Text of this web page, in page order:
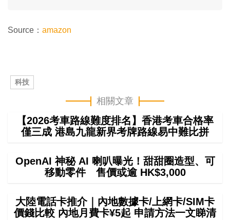
Source： amazon
科技
相關文章
【2026考車路線難度排名】香港考車合格率
僅三成 港島九龍新界考牌路線易中難比拼
OpenAI 神秘 AI 喇叭曝光！甜甜圈造型、可
移動零件 售價或逾 HK$3,000
大陸電話卡推介｜內地數據卡/上網卡/SIM卡
價錢比較 內地月費卡¥5起 申請方法一文睇清